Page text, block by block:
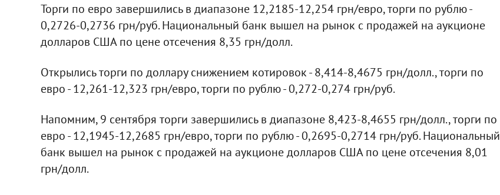
Торги по евро завершились в диапазоне 12,2185-12,254 грн/евро, торги по рублю -
0,2726-0,2736 грн/руб. Национальный банк вышел на рынок с продажей на аукционе
долларов США по цене отсечения 8,35 грн/долл.
Открылись торги по доллару снижением котировок - 8,414-8,4675 грн/долл., торги по
евро - 12,261-12,323 грн/евро, торги по рублю - 0,272-0,274 грн/руб.
Напомним, 9 сентября торги завершились в диапазоне 8,423-8,4655 грн/долл., торги по
евро - 12,1945-12,2685 грн/евро, торги по рублю - 0,2695-0,2714 грн/руб. Национальный
банк вышел на рынок с продажей на аукционе долларов США по цене отсечения 8,01
грн/долл.